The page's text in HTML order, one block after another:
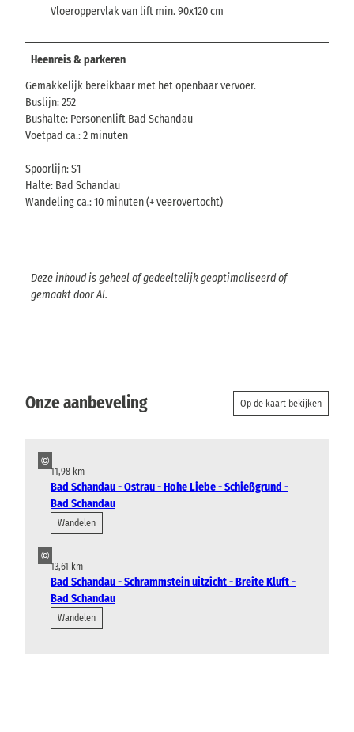
Vloeroppervlak van lift min. 90x120 cm
Heenreis & parkeren
Gemakkelijk bereikbaar met het openbaar vervoer.
Buslijn: 252
Bushalte: Personenlift Bad Schandau
Voetpad ca.: 2 minuten
Spoorlijn: S1
Halte: Bad Schandau
Wandeling ca.: 10 minuten (+ veerovertocht)
Deze inhoud is geheel of gedeeltelijk geoptimaliseerd of
gemaakt door AI.
Onze aanbeveling Op de kaart bekijken
©
11,98 km
Bad Schandau - Ostrau - Hohe Liebe - Schießgrund -
Bad Schandau
Wandelen
©
13,61 km
Bad Schandau - Schrammstein uitzicht - Breite Kluft -
Bad Schandau
Wandelen